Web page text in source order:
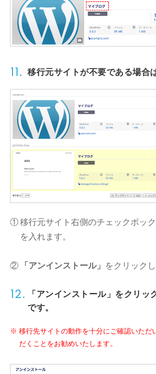
11. 移行元サイトが不要である場合
移行元サイト右側のチェックボッ
を入れます。
「アンインストール」 をクリックし
12.
「アンインストール」をクリッ
です。
移行先サイトの動作を十分にご確認いただ
だくことをお勧めいたします。